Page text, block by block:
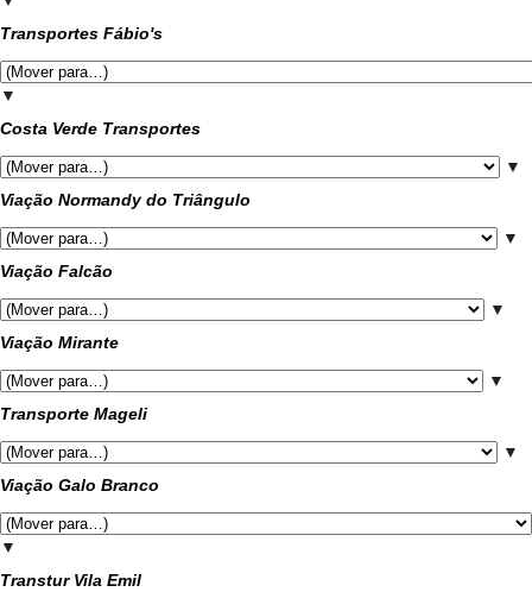
Transportes Fábio's
▼
Costa Verde Transportes
▼
Viação Normandy do Triângulo
▼
Viação Falcão
▼
Viação Mirante
▼
Transporte Mageli
▼
Viação Galo Branco
▼
Transtur Vila Emil